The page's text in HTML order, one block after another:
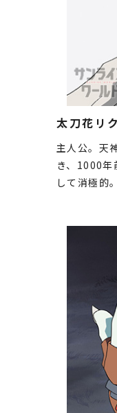
太刀花リク
主人公。天
き、1000年
して消極的